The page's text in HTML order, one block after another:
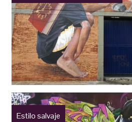
Estilo salvaje